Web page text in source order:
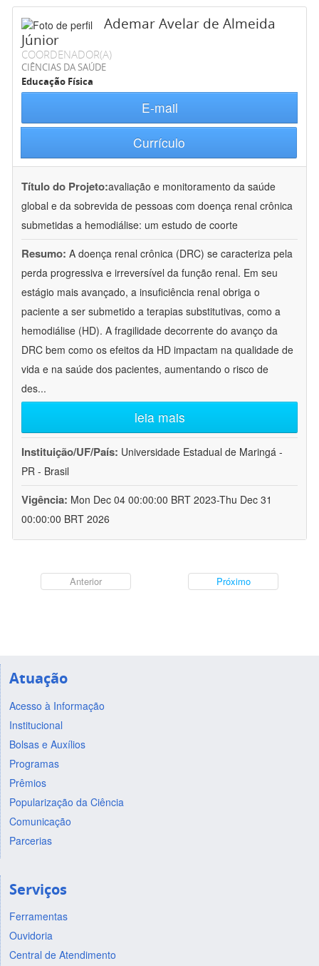
Ademar Avelar de Almeida
Júnior
COORDENADOR(A)
CIÊNCIAS DA SAÚDE
Educação Física
E-mail
Currículo
Título do Projeto:avaliação e monitoramento da saúde
global e da sobrevida de pessoas com doença renal crônica
submetidas a hemodiálise: um estudo de coorte
Resumo: A doença renal crônica (DRC) se caracteriza pela
perda progressiva e irreversível da função renal. Em seu
estágio mais avançado, a insuficiência renal obriga o
paciente a ser submetido a terapias substitutivas, como a
hemodiálise (HD). A fragilidade decorrente do avanço da
DRC bem como os efeitos da HD impactam na qualidade de
vida e na saúde dos pacientes, aumentando o risco de
des...
leia mais
Instituição/UF/País: Universidade Estadual de Maringá -
PR - Brasil
Vigência: Mon Dec 04 00:00:00 BRT 2023-Thu Dec 31
00:00:00 BRT 2026
Anterior Próximo
Atuação
Acesso à Informação
Institucional
Bolsas e Auxílios
Programas
Prêmios
Popularização da Ciência
Comunicação
Parcerias
Serviços
Ferramentas
Ouvidoria
Central de Atendimento